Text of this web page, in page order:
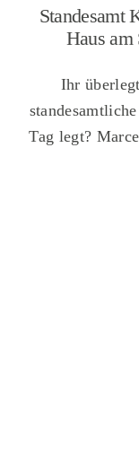
Standesamt
Haus am
Ihr
Tag legt?